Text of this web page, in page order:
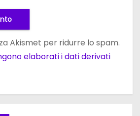
Akismet per ridurre lo spam.
elaborati i dati derivati